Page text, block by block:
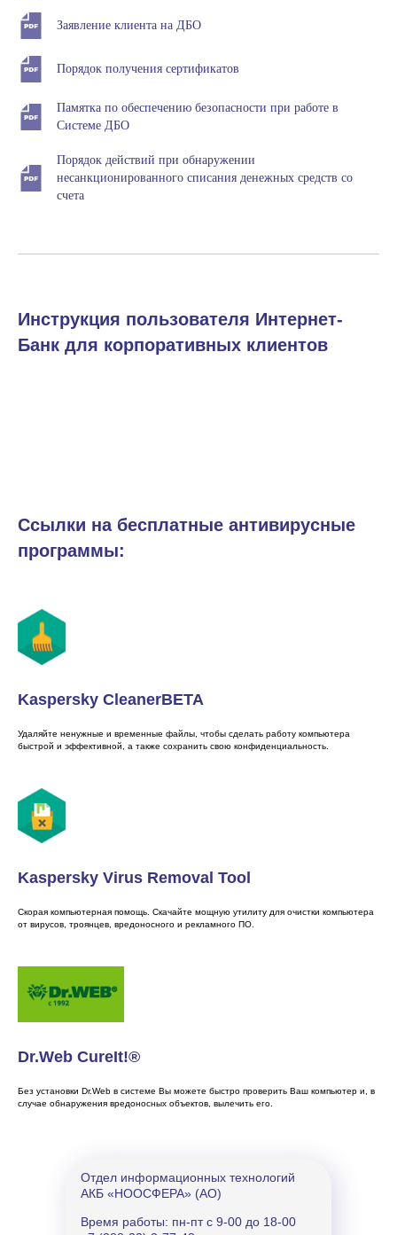
Заявление клиента на ДБО
Порядок получения сертификатов
Памятка по обеспечению безопасности при работе в
Системе ДБО
Порядок действий при обнаружении
несанкционированного списания денежных средств со
счета
Инструкция пользователя Интернет-
Банк для корпоративных клиентов
в интернет-банке
Ссылки на бесплатные антивирусные
программы:
Kaspersky CleanerBETA
Удаляйте ненужные и временные файлы, чтобы сделать работу компьютера
быстрой и эффективной, а также сохранить свою конфиденциальность.
Kaspersky Virus Removal Tool
Скорая компьютерная помощь. Скачайте мощную утилиту для очистки компьютера
от вирусов, троянцев, вредоносного и рекламного ПО.
Dr.Web CureIt!®
Без установки Dr.Web в системе Вы можете быстро проверить Ваш компьютер и, в
случае обнаружения вредоносных объектов, вылечить его.
Отдел информационных технологий
АКБ «НООСФЕРА» (АО)
Время работы: пн-пт с 9-00 до 18-00